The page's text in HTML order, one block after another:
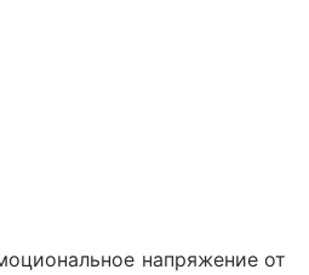
напряжение от